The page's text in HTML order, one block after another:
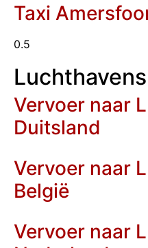
Taxi
Luchthavens
Vervoer naar
Duitsland
Vervoer naar
België
Vervoer naar